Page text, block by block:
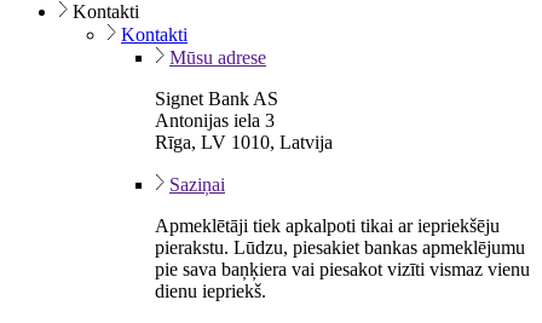
Kontakti
Kontakti
Mūsu adrese
Signet Bank AS
Antonijas iela 3
Rīga, LV 1010, Latvija
Saziņai
Apmeklētāji tiek apkalpoti tikai ar iepriekšēju
pierakstu. Lūdzu, piesakiet bankas apmeklējumu
pie sava baņķiera vai piesakot vizīti vismaz vienu
dienu iepriekš.